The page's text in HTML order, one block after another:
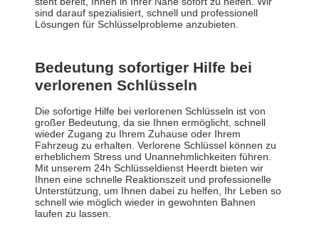
sind darauf spezialisiert, schnell und professionell
Lösungen für Schlüsselprobleme anzubieten.
Bedeutung sofortiger Hilfe bei
verlorenen Schlüsseln
Die sofortige Hilfe bei verlorenen Schlüsseln ist von
großer Bedeutung, da sie Ihnen ermöglicht, schnell
wieder Zugang zu Ihrem Zuhause oder Ihrem
Fahrzeug zu erhalten. Verlorene Schlüssel können zu
erheblichem Stress und Unannehmlichkeiten führen.
Mit unserem 24h Schlüsseldienst Heerdt bieten wir
Ihnen eine schnelle Reaktionszeit und professionelle
Unterstützung, um Ihnen dabei zu helfen, Ihr Leben so
schnell wie möglich wieder in gewohnten Bahnen
laufen zu lassen.